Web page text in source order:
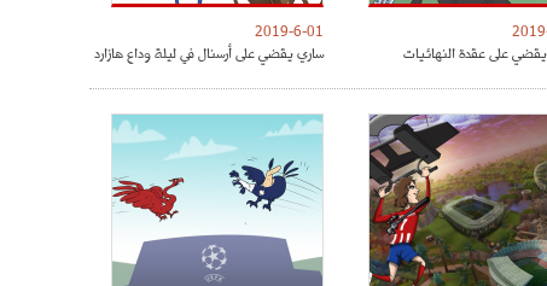
على عقدة النهائيات
2019-6-01
ساري يقضي على أرسنال في ليلة وداع هازارد